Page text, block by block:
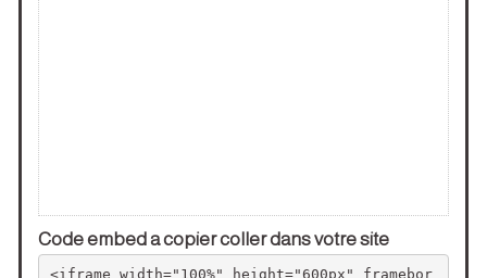
Code embed a copier coller dans votre site
<iframe width="100%" height="600px" framebor